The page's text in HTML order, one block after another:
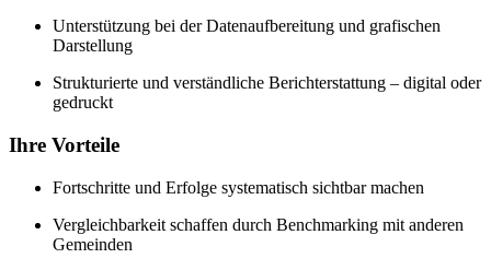
Unterstützung bei der Datenaufbereitung und grafischen
Darstellung
Strukturierte und verständliche Berichterstattung – digital oder
gedruckt
Ihre Vorteile
Fortschritte und Erfolge systematisch sichtbar machen
Vergleichbarkeit schaffen durch Benchmarking mit anderen
Gemeinden